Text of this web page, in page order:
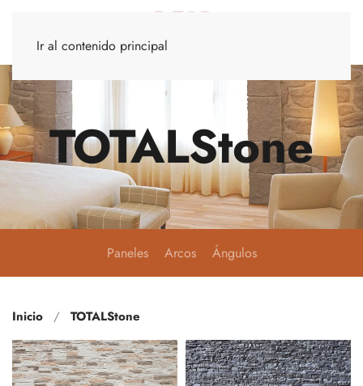
Ir al contenido principal
TOTALStone
Paneles Arcos Ángulos
Inicio TOTALStone